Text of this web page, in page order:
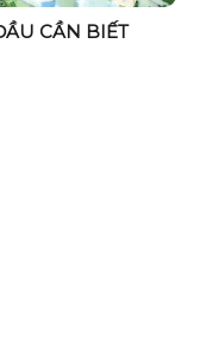
CẦN BIẾT